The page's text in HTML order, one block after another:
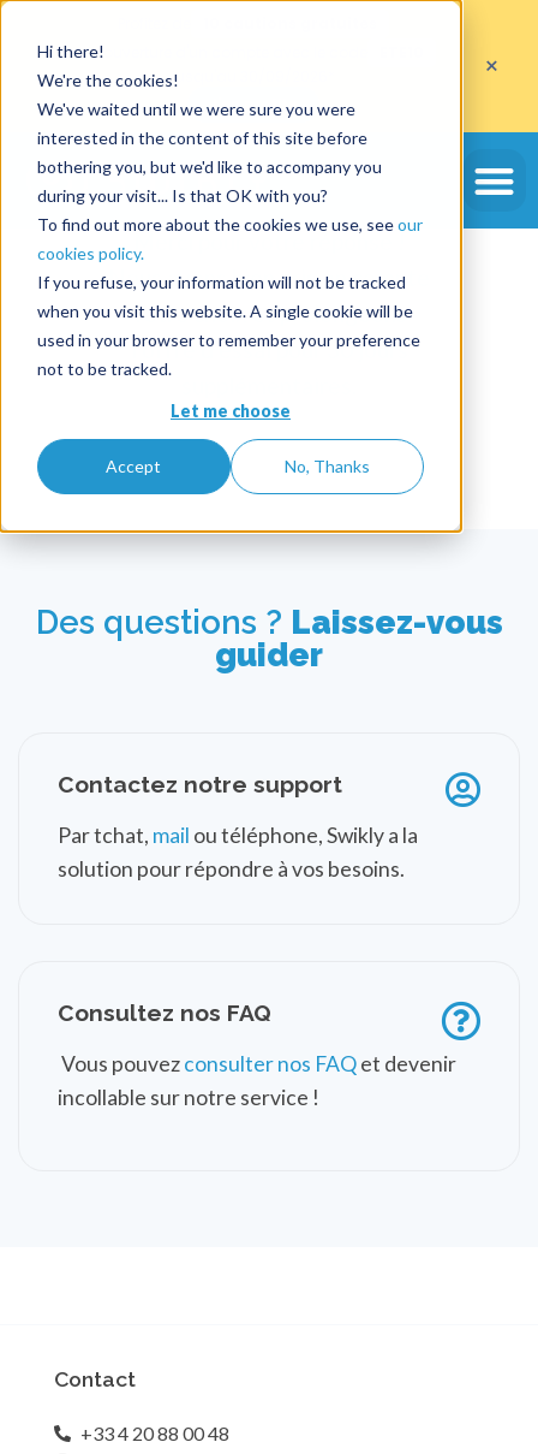
Hi there!
We're the cookies!
We've waited until we were sure you were
interested in the content of this site before
bothering you, but we'd like to accompany you
during your visit... Is that OK with you?
To find out more about the cookies we use, seeour
cookies policy.
If you refuse, your information will not be tracked
when you visit this website. A single cookie will be
used in your browser to remember your preference
not to be tracked.
Let me choose
Accept No, Thanks
sur l'ouverture d'un compte avec le code
jusqu'au 30/09/2026*
J'en profite
×
Merci pour votre réponse !
Nous avons bien pris en compte
votre choix et prolongeons
l’offre d’essai pour 30 jours
Des questions ? Laissez-vous
guider
Contactez notre support
Par tchat, mail ou téléphone, Swikly a la
solution pour répondre à vos besoins.
Consultez nos FAQ
Vous pouvezconsulter nos FAQet devenir
incollable sur notre service !
Contact
+33 4 20 88 00 48